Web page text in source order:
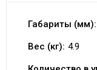
Габариты (мм):
Вес (кг): 4.9